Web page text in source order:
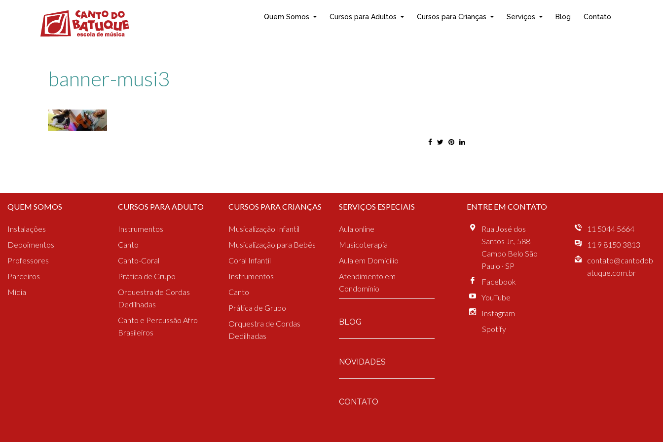
Quem Somos Cursos para Adultos Cursos para Crianças Serviços Blog Contato
banner-musi3
QUEM SOMOS
Instalações
Depoimentos
Professores
Parceiros
Mídia
CURSOS PARA ADULTO
Instrumentos
Canto
Canto-Coral
Prática de Grupo
Orquestra de Cordas
Dedilhadas
Canto e Percussão Afro
Brasileiros
CURSOS PARA CRIANÇAS
Musicalização Infantil
Musicalização para Bebês
Coral Infantil
Instrumentos
Canto
Prática de Grupo
Orquestra de Cordas
Dedilhadas
SERVIÇOS ESPECIAIS
Aula online
Musicoterapia
Aula em Domicílio
Atendimento em
Condomínio
BLOG
NOVIDADES
CONTATO
ENTRE EM CONTATO
Rua José dos
Santos Jr., 588
Campo Belo São
Paulo · SP
Facebook
YouTube
Instagram
Spotify
11 5044 5664
11 9 8150 3813
contato@cantodob
atuque.com.br